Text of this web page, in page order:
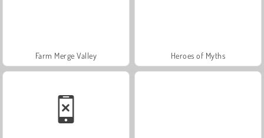
Farm Merge Valley Heroes of Myths